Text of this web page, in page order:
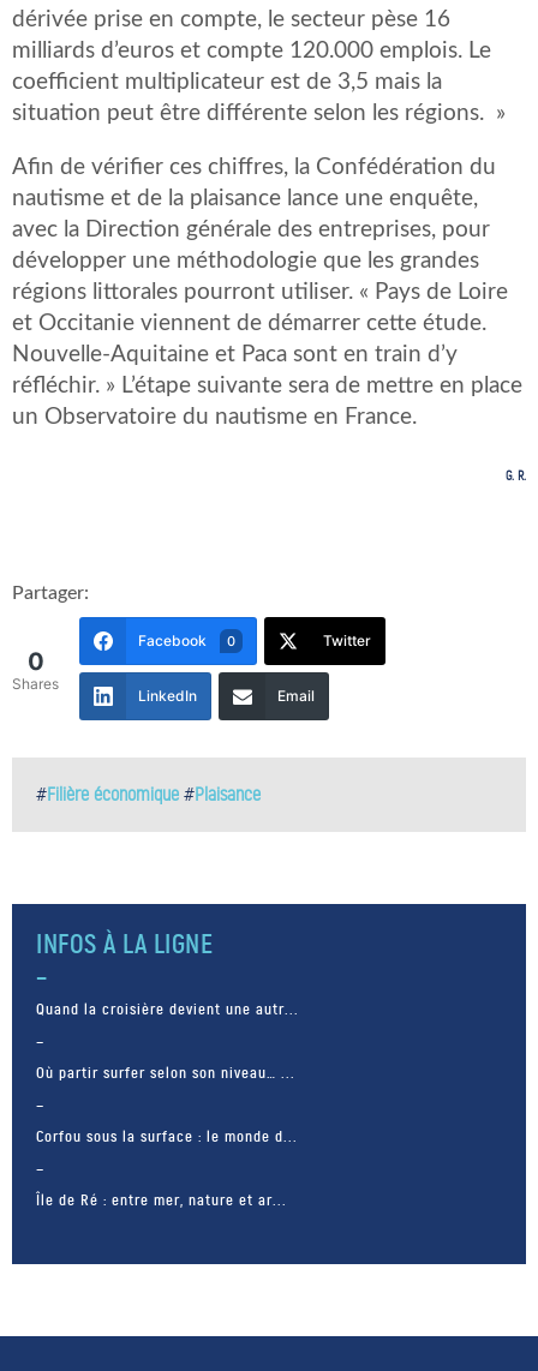
dérivée prise en compte, le secteur pèse 16
milliards d’euros et compte 120.000 emplois. Le
coefficient multiplicateur est de 3,5 mais la
situation peut être différente selon les régions. »
Afin de vérifier ces chiffres, la Confédération du
nautisme et de la plaisance lance une enquête,
avec la Direction générale des entreprises, pour
développer une méthodologie que les grandes
régions littorales pourront utiliser. « Pays de Loire
et Occitanie viennent de démarrer cette étude.
Nouvelle-Aquitaine et Paca sont en train d’y
réfléchir. » L’étape suivante sera de mettre en place
un Observatoire du nautisme en France.
G. R.
Partager:
0
Shares
Facebook 0 Twitter
LinkedIn Email
#Filière économique #Plaisance
INFOS À LA LIGNE
Quand la croisière devient une autr...
Où partir surfer selon son niveau… ...
Corfou sous la surface : le monde d...
Île de Ré : entre mer, nature et ar...